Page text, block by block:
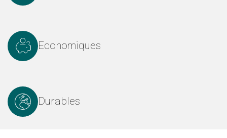
Economiques
Durables